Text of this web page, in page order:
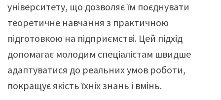
університету, що дозволяє їм поєднувати
теоретичне навчання з практичною
підготовкою на підприємстві. Цей підхід
допомагає молодим спеціалістам швидше
адаптуватися до реальних умов роботи,
покращує якість їхніх знань і вмінь.